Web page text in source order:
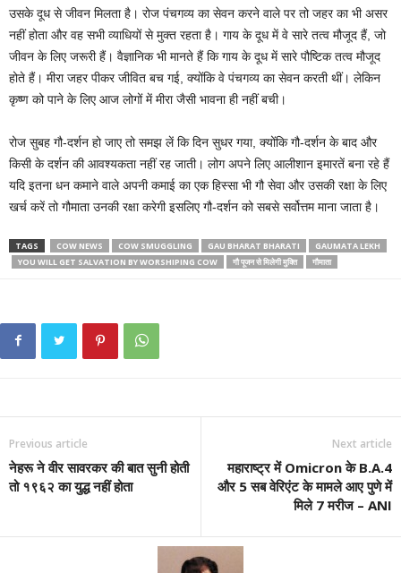
उसके दूध से जीवन मिलता है। रोज पंचगव्य का सेवन करने वाले पर तो जहर का भी असर
नहीं होता और वह सभी व्याधियों से मुक्त रहता है। गाय के दूध में वे सारे तत्व मौजूद हैं, जो
जीवन के लिए जरूरी हैं। वैज्ञानिक भी मानते हैं कि गाय के दूध में सारे पौष्टिक तत्व मौजूद
होते हैं। मीरा जहर पीकर जीवित बच गई, क्योंकि वे पंचगव्य का सेवन करती थीं। लेकिन
कृष्ण को पाने के लिए आज लोगों में मीरा जैसी भावना ही नहीं बची।
रोज सुबह गौ-दर्शन हो जाए तो समझ लें कि दिन सुधर गया, क्योंकि गौ-दर्शन के बाद और
किसी के दर्शन की आवश्यकता नहीं रह जाती। लोग अपने लिए आलीशान इमारतें बना रहे हैं
यदि इतना धन कमाने वाले अपनी कमाई का एक हिस्सा भी गौ सेवा और उसकी रक्षा के लिए
खर्च करें तो गौमाता उनकी रक्षा करेगी इसलिए गौ-दर्शन को सबसे सर्वोत्तम माना जाता है।
TAGS COW NEWS COW SMUGGLING GAU BHARAT BHARATI
GAUMATA LEKH
YOU WILL GET SALVATION BY WORSHIPING COW
गौ पूजन से मिलेगी मुक्ति गौमाता
Previous article
नेहरू ने वीर सावरकर की बात सुनी होती
तो १९६२ का युद्ध नहीं होता
Next article
महाराष्ट्र में Omicron के B.A.4
और 5 सब वेरिएंट के मामले आए पुणे में
मिले 7 मरीज – ANI